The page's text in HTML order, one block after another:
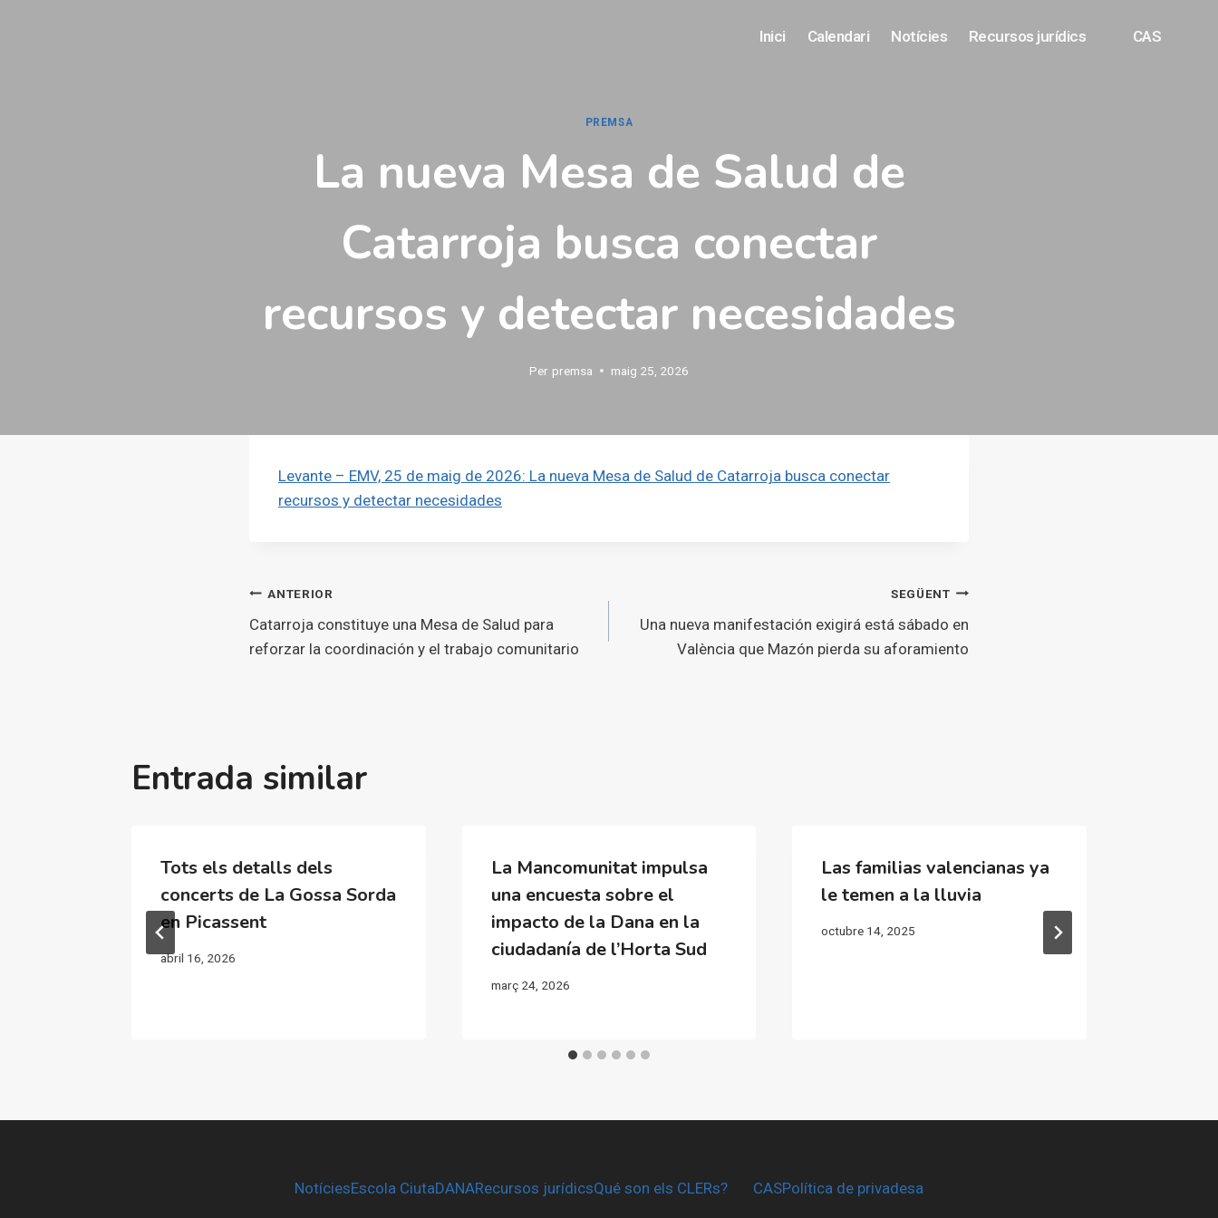
Inici Calendari Notícies Recursos jurídics CAS
PREMSA
La nueva Mesa de Salud de
Catarroja busca conectar
recursos y detectar necesidades
Per premsa maig 25, 2026
Levante – EMV, 25 de maig de 2026: La nueva Mesa de Salud de Catarroja busca conectar
recursos y detectar necesidades
Navegació
d'entrades
ANTERIOR
Catarroja constituye una Mesa de Salud para
reforzar la coordinación y el trabajo comunitario
SEGÜENT
Una nueva manifestación exigirá está sábado en
València que Mazón pierda su aforamiento
Entrada similar
Tots els detalls dels
concerts de La Gossa Sorda
en Picassent
abril 16, 2026
La Mancomunitat impulsa
una encuesta sobre el
impacto de la Dana en la
ciudadanía de l’Horta Sud
març 24, 2026
Las familias valencianas ya
le temen a la lluvia
octubre 14, 2025
NotíciesEscola CiutaDANARecursos jurídicsQué son els CLERs? CASPolítica de privadesa